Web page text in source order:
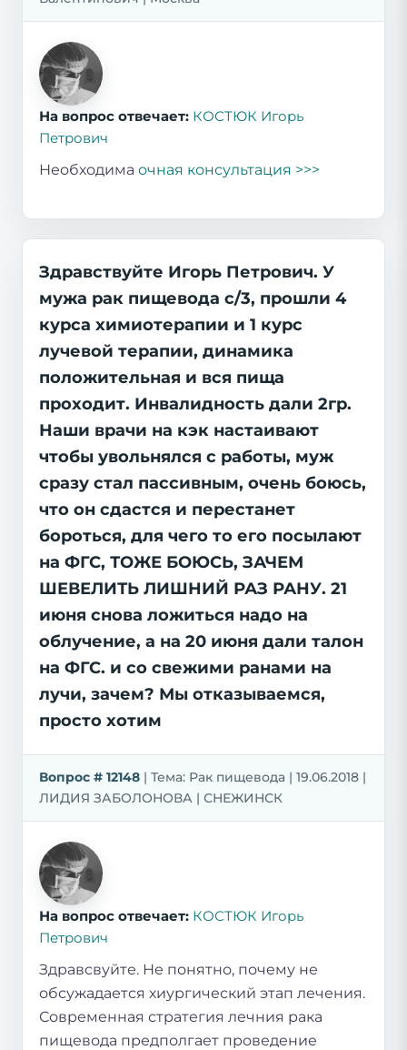
На вопрос отвечает: КОСТЮК Игорь
Петрович
Необходима очная консультация >>>
Здравствуйте Игорь Петрович. У
мужа рак пищевода с/3, прошли 4
курса химиотерапии и 1 курс
лучевой терапии, динамика
положительная и вся пища
проходит. Инвалидность дали 2гр.
Наши врачи на кэк настаивают
чтобы увольнялся с работы, муж
сразу стал пассивным, очень боюсь,
что он сдастся и перестанет
бороться, для чего то его посылают
на ФГС, ТОЖЕ БОЮСЬ, ЗАЧЕМ
ШЕВЕЛИТЬ ЛИШНИЙ РАЗ РАНУ. 21
июня снова ложиться надо на
облучение, а на 20 июня дали талон
на ФГС. и со свежими ранами на
лучи, зачем? Мы отказываемся,
просто хотим
Вопрос # 12148 | Тема: Рак пищевода | 19.06.2018 |
ЛИДИЯ ЗАБОЛОНОВА | СНЕЖИНСК
На вопрос отвечает: КОСТЮК Игорь
Петрович
Здравсвуйте. Не понятно, почему не
обсужадается хиургический этап лечения.
Современная стратегия лечния рака
пищевода предполгает проведение